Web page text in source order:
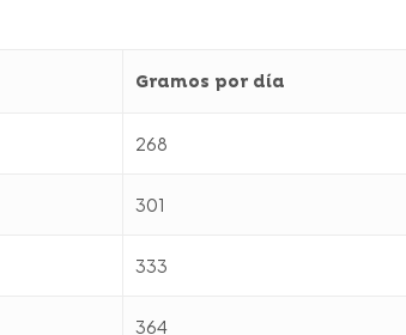
Gramos por día
268
301
333
364